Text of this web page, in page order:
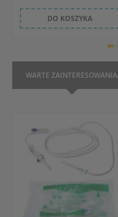
DO KOSZYKA
WARTE ZAINTERESOWANIA